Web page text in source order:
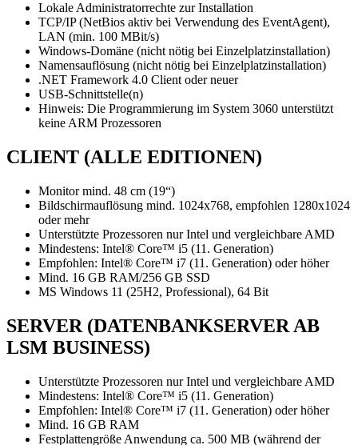
Lokale Administratorrechte zur Installation
TCP/IP (NetBios aktiv bei Verwendung des EventAgent),
LAN (min. 100 MBit/s)
Windows-Domäne (nicht nötig bei Einzelplatzinstallation)
Namensauflösung (nicht nötig bei Einzelplatzinstallation)
.NET Framework 4.0 Client oder neuer
USB-Schnittstelle(n)
Hinweis: Die Programmierung im System 3060 unterstützt
keine ARM Prozessoren
CLIENT (ALLE EDITIONEN)
Monitor mind. 48 cm (19“)
Bildschirmauflösung mind. 1024x768, empfohlen 1280x1024
oder mehr
Unterstützte Prozessoren nur Intel und vergleichbare AMD
Mindestens: Intel® Core™ i5 (11. Generation)
Empfohlen: Intel® Core™ i7 (11. Generation) oder höher
Mind. 16 GB RAM/256 GB SSD
MS Windows 11 (25H2, Professional), 64 Bit
SERVER (DATENBANKSERVER AB
LSM BUSINESS)
Unterstützte Prozessoren nur Intel und vergleichbare AMD
Mindestens: Intel® Core™ i5 (11. Generation)
Empfohlen: Intel® Core™ i7 (11. Generation) oder höher
Mind. 16 GB RAM
Festplattengröße Anwendung ca. 500 MB (während der